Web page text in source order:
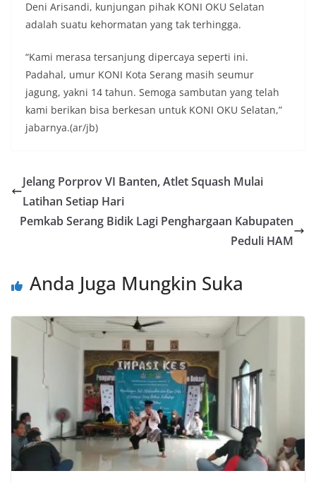
Deni Arisandi, kunjungan pihak KONI OKU Selatan
adalah suatu kehormatan yang tak terhingga.
“Kami merasa tersanjung dipercaya seperti ini.
Padahal, umur KONI Kota Serang masih seumur
jagung, yakni 14 tahun. Semoga sambutan yang telah
kami berikan bisa berkesan untuk KONI OKU Selatan,”
jabarnya.(ar/jb)
Jelang Porprov VI Banten, Atlet Squash Mulai
Latihan Setiap Hari
Pemkab Serang Bidik Lagi Penghargaan Kabupaten
Peduli HAM
Anda Juga Mungkin Suka